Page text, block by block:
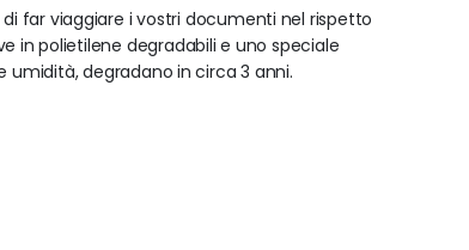
far viaggiare i vostri documenti nel rispetto
in polietilene degradabili e uno speciale
umidità, degradano in circa 3 anni.